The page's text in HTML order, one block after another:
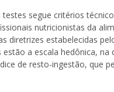
segue critérios
nutricionistas da
diretrizes estabelecidas
a escala hedônica, na
de resto-ingestão, que